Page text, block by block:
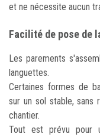
et ne nécessite aucun
Facilité de pose de
Les parements
languettes.
Certaines formes de
sur un sol stable, sans
chantier.
Tout est prévu pour